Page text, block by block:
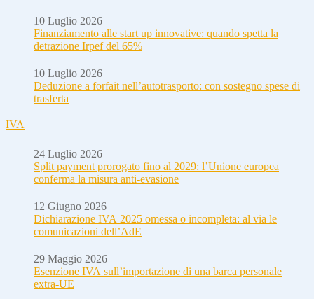
10 Luglio 2026
Finanziamento alle start up innovative: quando spetta la
detrazione Irpef del 65%
10 Luglio 2026
Deduzione a forfait nell’autotrasporto: con sostegno spese di
trasferta
IVA
24 Luglio 2026
Split payment prorogato fino al 2029: l’Unione europea
conferma la misura anti-evasione
12 Giugno 2026
Dichiarazione IVA 2025 omessa o incompleta: al via le
comunicazioni dell’AdE
29 Maggio 2026
Esenzione IVA sull’importazione di una barca personale
extra-UE